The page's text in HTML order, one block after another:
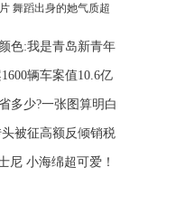
片 舞蹈出身的她气质超
色:我是青岛新青年
辆车案值10.6亿
多少?一张图算明白
被征高额反倾销税
尼 小海绵超可爱！